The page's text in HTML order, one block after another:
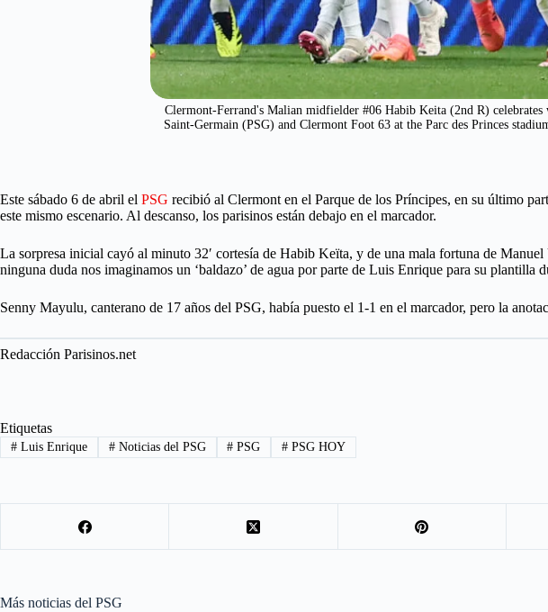
Clermont-Ferrand's Malian midfielder #06 Habib Keita (2nd R)
Saint-Germain (PSG) and Clermont Foot 63 at the Parc des Princes
Este sábado 6 de abril el PSG recibió al Clermont en el Parque de los Príncipes, en su último
este mismo escenario. Al descanso, los parisinos están debajo en el marcador.
La sorpresa inicial cayó al minuto 32′ cortesía de Habib Keïta, y de una mala fortuna de
ninguna duda nos imaginamos un ‘baldazo’ de agua por parte de Luis Enrique para su plantilla
Senny Mayulu, canterano de 17 años del PSG, había puesto el 1-1 en el marcador, pero la
Redacción Parisinos.net
Etiquetas
#Luis Enrique #Noticias del PSG # PSG # PSG HOY
Más noticias del PSG